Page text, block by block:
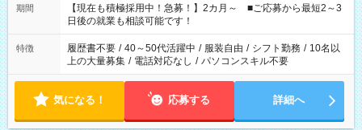
たくない」 など、ご希望を教えてくださいね。 ※Wワーク希望
の方へ 今ご覧のお仕事で希望する勤務時間と、もう1つのお仕事
の勤務時間。 合計で週40時間を超える場合は応募できません。
期間
【現在も積極採用中！急募！】2カ月～ ■ご応募から最短2～3
日後の就業も相談可能です！
特徴 履歴書不要 / 40～50代活躍中 / 服装自由 / シフト勤務 / 10名以
上の大量募集 / 電話対応なし / パソコンスキル不要
気になる！ 応募する 詳細へ